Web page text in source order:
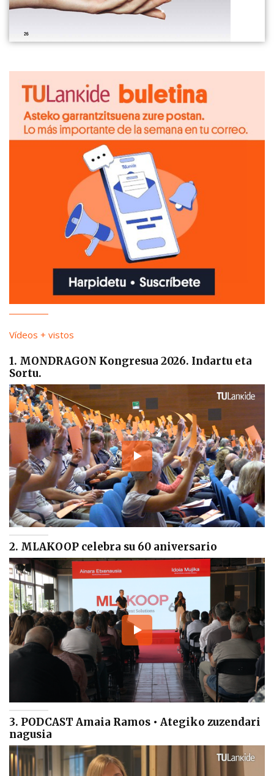
Vídeos + vistos
1. MONDRAGON Kongresua 2026. Indartu eta
Sortu.
2. MLAKOOP celebra su 60 aniversario
3. PODCAST Amaia Ramos • Ategiko zuzendari
nagusia